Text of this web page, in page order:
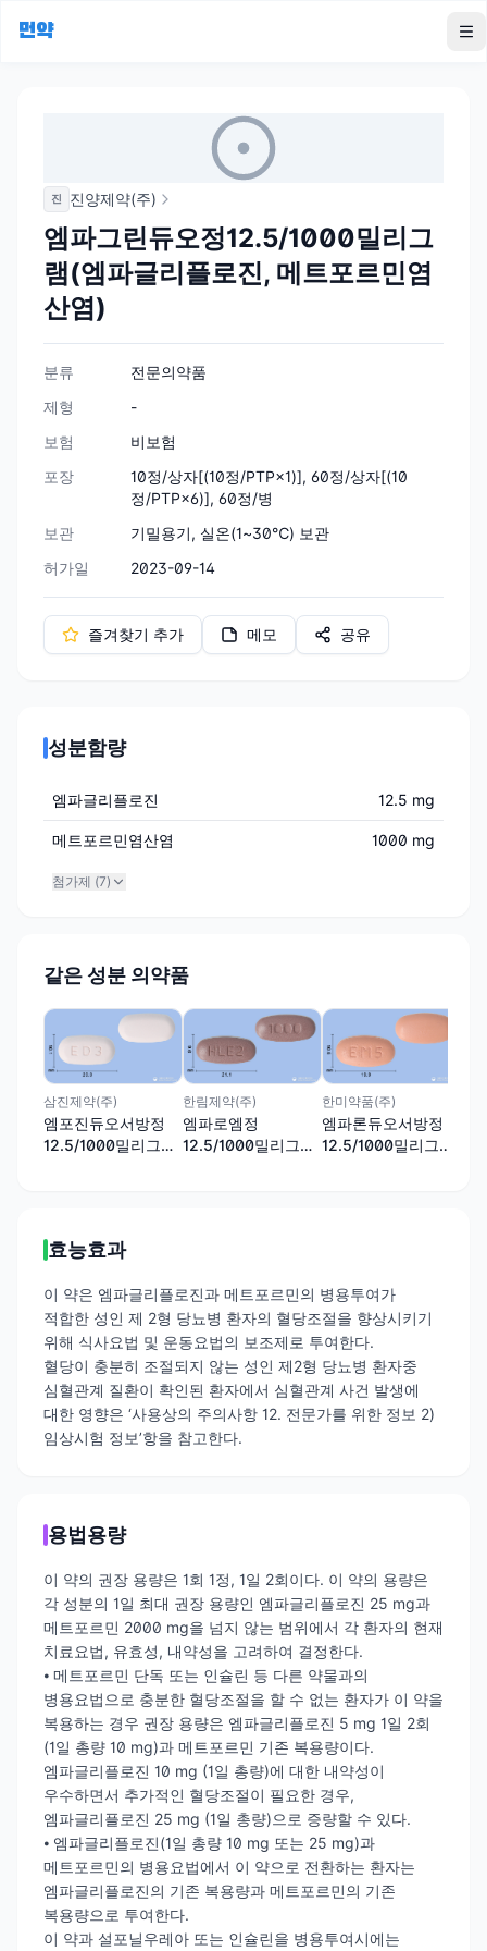
먼약
진 진양제약(주)
엠파그린듀오정12.5/1000밀리그
램(엠파글리플로진, 메트포르민염
산염)
분류
전문의약품
제형
-
보험
비보험
포장
10정/상자[(10정/PTP×1)], 60정/상자[(10
정/PTP×6)], 60정/병
보관
기밀용기, 실온(1~30℃) 보관
허가일
2023-09-14
즐겨찾기 추가 메모 공유
성분함량
엠파글리플로진 12.5 mg
메트포르민염산염 1000 mg
첨가제 (7)
같은 성분 의약품
삼진제약(주)
엠포진듀오서방정
12.5/1000밀리그램
한림제약(주)
엠파로엠정
12.5/1000밀리그램
한미약품(주)
엠파론듀오서방정
12.5/1000밀리그램
효능효과
이 약은 엠파글리플로진과 메트포르민의 병용투여가
적합한 성인 제 2형 당뇨병 환자의 혈당조절을 향상시키기
위해 식사요법 및 운동요법의 보조제로 투여한다.
혈당이 충분히 조절되지 않는 성인 제2형 당뇨병 환자중
심혈관계 질환이 확인된 환자에서 심혈관계 사건 발생에
대한 영향은 ‘사용상의 주의사항 12. 전문가를 위한 정보 2)
임상시험 정보’항을 참고한다.
용법용량
이 약의 권장 용량은 1회 1정, 1일 2회이다. 이 약의 용량은
각 성분의 1일 최대 권장 용량인 엠파글리플로진 25 mg과
메트포르민 2000 mg을 넘지 않는 범위에서 각 환자의 현재
치료요법, 유효성, 내약성을 고려하여 결정한다.
⦁ 메트포르민 단독 또는 인슐린 등 다른 약물과의
병용요법으로 충분한 혈당조절을 할 수 없는 환자가 이 약을
복용하는 경우 권장 용량은 엠파글리플로진 5 mg 1일 2회
(1일 총량 10 mg)과 메트포르민 기존 복용량이다.
엠파글리플로진 10 mg (1일 총량)에 대한 내약성이
우수하면서 추가적인 혈당조절이 필요한 경우,
엠파글리플로진 25 mg (1일 총량)으로 증량할 수 있다.
⦁ 엠파글리플로진(1일 총량 10 mg 또는 25 mg)과
메트포르민의 병용요법에서 이 약으로 전환하는 환자는
엠파글리플로진의 기존 복용량과 메트포르민의 기존
복용량으로 투여한다.
이 약과 설포닐우레아 또는 인슐린을 병용투여시에는